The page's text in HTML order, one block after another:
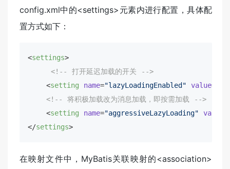
config.xml中的<settings>元素内进行配置，具体配
置方式如下：
<settings>
<!-- 打开延迟加载的开关 -->
<setting name="lazyLoadingEnabled" value=
<!-- 将积极加载改为消息加载，即按需加载 -->
<setting name="aggressiveLazyLoading" value
</settings>
在映射文件中，MyBatis关联映射的<association>